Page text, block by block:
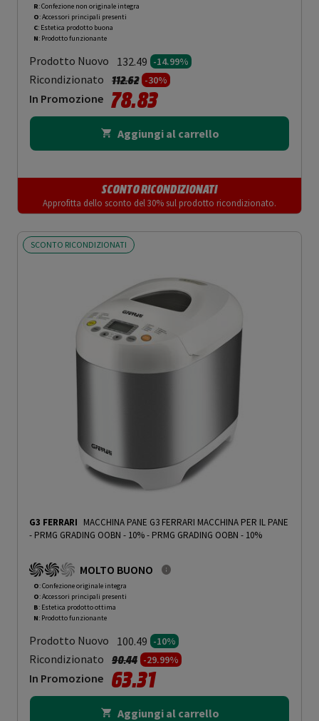
R: Confezione non originale integra
O: Accessori principali presenti
C: Estetica prodotto buona
N: Prodotto funzionante
Prodotto Nuovo 132.49 -14.99%
Ricondizionato Prezzo ridotto da
112.62a-30%
In Promozione 78.83
Aggiungi al carrello
SCONTO RICONDIZIONATI
Approfitta dello sconto del 30% sul prodotto ricondizionato.
SCONTO RICONDIZIONATI
G3 FERRARI MACCHINA PANE G3 FERRARI MACCHINA PER IL PANE
- PRMG GRADING OOBN - 10%- PRMG GRADING OOBN - 10%
MOLTO BUONO
O: Confezione originale integra
O: Accessori principali presenti
B: Estetica prodotto ottima
N: Prodotto funzionante
Prodotto Nuovo 100.49 -10%
Ricondizionato Prezzo ridotto da
90.44a-29.99%
In Promozione 63.31
Aggiungi al carrello